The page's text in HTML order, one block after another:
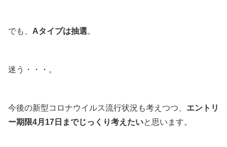
でも、 Aタイプは抽選。
迷う・・・。
今後の新型コロナウイルス流行状況も考えつつ、 エントリ
ー期限4月17日までじっくり考えたいと思います。